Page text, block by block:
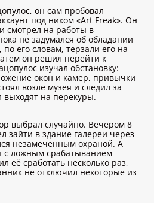
он сам пробовал
под ником «Art Freak». Он
смотрел на работы в
не задумался об обладании
его словам, терзали его на
он решил перейти к
изучал обстановку:
окон и камер, привычки
возле музея и следил за
выходят на перекуры.
выбрал случайно. Вечером 8
зайти в здание галереи через
незамеченным охраной. А
ложным срабатыванием
её сработать несколько раз,
не отключил некоторые из